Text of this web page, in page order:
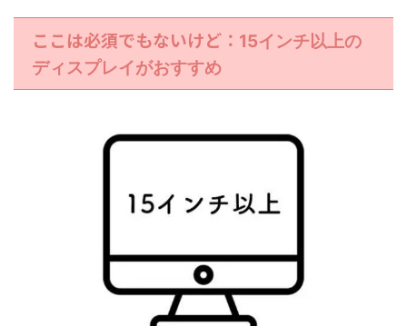
ここは必須でもないけど： 15インチ以上の
ディスプレイがおすすめ